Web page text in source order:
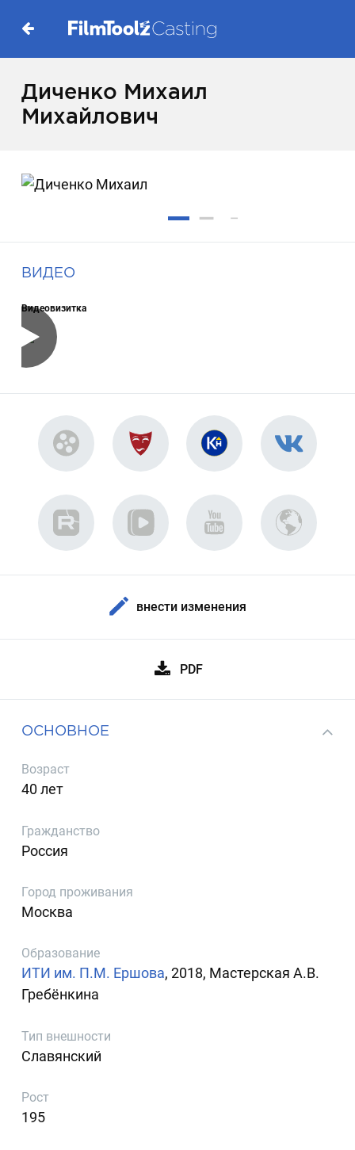
Диченко Михаил
Михайлович
ВИДЕО
Видеовизитка
внести изменения
PDF
ОСНОВНОЕ
Возраст
40 лет
Гражданство
Россия
Город проживания
Москва
Образование
ИТИ им. П.М. Ершова, 2018, Мастерская А.В.
Гребёнкина
Тип внешности
Славянский
Рост
195